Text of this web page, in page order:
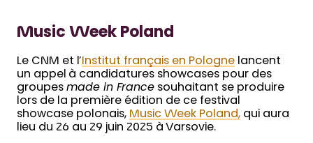
Music Week Poland
Le CNM et l’ Institut français en Pologne lancent
un appel à candidatures showcases pour des
groupes made in France souhaitant se produire
lors de la première édition de ce festival
showcase polonais, Music Week Poland, qui aura
lieu du 26 au 29 juin 2025 à Varsovie.